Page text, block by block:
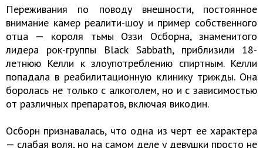
Переживания по поводу внешности, постоянное
внимание камер реалити-шоу и пример собственного
отца — короля тьмы Оззи Осборна, знаменитого
лидера рок-группы Black Sabbath, приблизили 18-
летнюю Келли к злоупотреблению спиртным. Келли
попадала в реабилитационную клинику трижды. Она
боролась не только с алкоголем, но и с зависимостью
от различных препаратов, включая викодин.
Осборн признавалась, что одна из черт ее характера
— слабая воля, но на самом деле у девушки просто не